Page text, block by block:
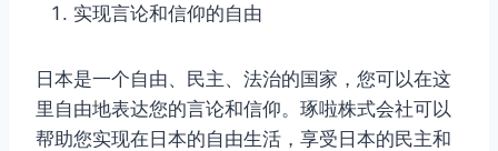
实现言论和信仰的自由
日本是一个自由、民主、法治的国家，您可以在这
里自由地表达您的言论和信仰。琢啦株式会社可以
帮助您实现在日本的自由生活，享受日本的民主和